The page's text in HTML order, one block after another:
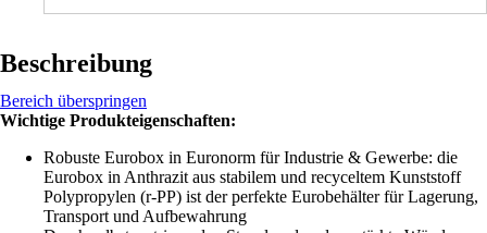
Beschreibung
Bereich überspringen
Wichtige Produkteigenschaften:
Robuste Eurobox in Euronorm für Industrie & Gewerbe: die
Eurobox in Anthrazit aus stabilem und recyceltem Kunststoff
Polypropylen (r-PP) ist der perfekte Eurobehälter für Lagerung,
Transport und Aufbewahrung